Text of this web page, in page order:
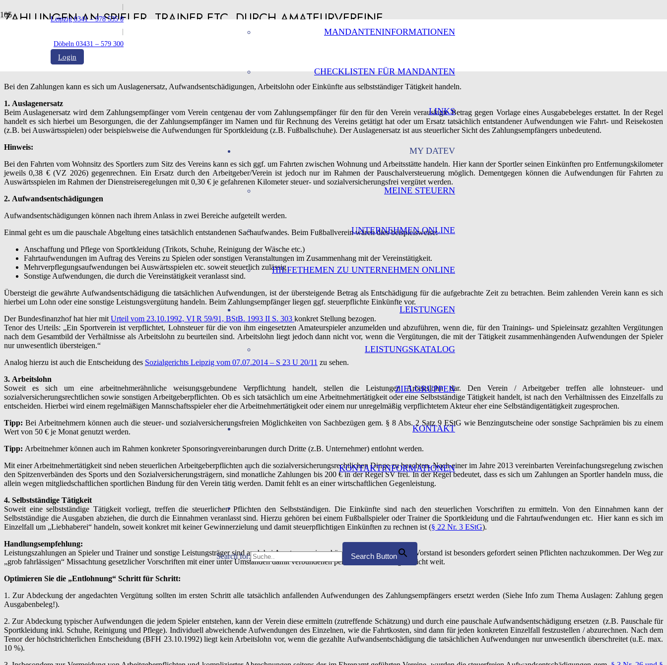
Leipzig 0341 – 978 535 0
Döbeln 03431 – 579 300
Login
MANDANTENINFORMATIONEN
CHECKLISTEN FÜR MANDANTEN
LINKS
MY DATEV
MEINE STEUERN
UNTERNEHMEN ONLINE
HILFETHEMEN ZU UNTERNEHMEN ONLINE
LEISTUNGEN
LEISTUNGSKATALOG
ZIELGRUPPEN
KONTAKT
KONTAKTINFORMATIONEN
Search for: Search Button
ZAHLUNGEN AN SPIELER, TRAINER ETC. DURCH AMATEURVEREINE
Bei den Zahlungen kann es sich um Auslagenersatz, Aufwandsentschädigungen, Arbeitslohn oder Einkünfte aus selbstständiger Tätigkeit handeln.
1. Auslagenersatz
Beim Auslagenersatz wird dem Zahlungsempfänger vom Verein centgenau der vom Zahlungsempfänger für den für den Verein verauslagte Betrag gegen Vorlage eines Ausgabebeleges erstattet. In der Regel
handelt es sich hierbei um Besorgungen, die der Zahlungsempfänger im Namen und für Rechnung des Vereins getätigt hat oder um Ersatz tatsächlich entstandener Aufwendungen wie Fahrt- und Reisekosten
(z.B. bei Auswärtsspielen) oder beispielsweise die Aufwendungen für Sportkleidung (z.B. Fußballschuhe). Der Auslagenersatz ist aus steuerlicher Sicht des Zahlungsempfängers unbedeutend.
Hinweis:
Bei den Fahrten vom Wohnsitz des Sportlers zum Sitz des Vereins kann es sich ggf. um Fahrten zwischen Wohnung und Arbeitsstätte handeln. Hier kann der Sportler seinen Einkünften pro Entfernungskilometer
jeweils 0,38 € (VZ 2026) gegenrechnen. Ein Ersatz durch den Arbeitgeber/Verein ist jedoch nur im Rahmen der Pauschalversteuerung möglich. Dementgegen können die Aufwendungen für Fahrten zu
Auswärtsspielen im Rahmen der Dienstreiseregelungen mit 0,30 € je gefahrenen Kilometer steuer- und sozialversicherungsfrei vergütet werden.
2. Aufwandsentschädigungen
Aufwandsentschädigungen können nach ihrem Anlass in zwei Bereiche aufgeteilt werden.
Einmal geht es um die pauschale Abgeltung eines tatsächlich entstandenen Sachaufwandes. Beim Fußballverein wären dies beispielsweise:
Anschaffung und Pflege von Sportkleidung (Trikots, Schuhe, Reinigung der Wäsche etc.)
Fahrtaufwendungen im Auftrag des Vereins zu Spielen oder sonstigen Veranstaltungen im Zusammenhang mit der Vereinstätigkeit.
Mehrverpflegungsaufwendungen bei Auswärtsspielen etc. soweit steuerlich zulässig
Sonstige Aufwendungen, die durch die Vereinstätigkeit veranlasst sind.
Übersteigt die gewährte Aufwandsentschädigung die tatsächlichen Aufwendungen, ist der übersteigende Betrag als Entschädigung für die aufgebrachte Zeit zu betrachten. Beim zahlenden Verein kann es sich
hierbei um Lohn oder eine sonstige Leistungsvergütung handeln. Beim Zahlungsempfänger liegen ggf. steuerpflichte Einkünfte vor.
Der Bundesfinanzhof hat hier mit Urteil vom 23.10.1992, VI R 59/91, BStB. 1993 II S. 303 konkret Stellung bezogen.
Tenor des Urteils: „Ein Sportverein ist verpflichtet, Lohnsteuer für die von ihm eingesetzten Amateurspieler anzumelden und abzuführen, wenn die, für den Trainings- und Spieleinsatz gezahlten Vergütungen
nach dem Gesamtbild der Verhältnisse als Arbeitslohn zu beurteilen sind. Arbeitslohn liegt jedoch dann nicht vor, wenn die Vergütungen, die mit der Tätigkeit zusammenhängenden Aufwendungen der Spieler
nur unwesentlich übersteigen.“
Analog hierzu ist auch die Entscheidung des Sozialgerichts Leipzig vom 07.07.2014 – S 23 U 20/11 zu sehen.
3. Arbeitslohn
Soweit es sich um eine arbeitnehmerähnliche weisungsgebundene Verpflichtung handelt, stellen die Leistungen Arbeitslohn dar. Den Verein / Arbeitgeber treffen alle lohnsteuer- und
sozialversicherungsrechtlichen sowie sonstigen Arbeitgeberpflichten. Ob es sich tatsächlich um eine Arbeitnehmertätigkeit oder eine Selbstständige Tätigkeit handelt, ist nach den Verhältnissen des Einzelfalls zu
entscheiden. Hierbei wird einem regelmäßigen Mannschaftsspieler eher die Arbeitnehmertätigkeit oder einem nur unregelmäßig verpflichtetem Akteur eher eine Selbständigentätigkeit zugesprochen.
Tipp: Bei Arbeitnehmern können auch die steuer- und sozialversicherungsfreien Möglichkeiten von Sachbezügen gem. § 8 Abs. 2 Satz 9 EStG wie Benzingutscheine oder sonstige Sachprämien bis zu einem
Wert von 50 € je Monat genutzt werden.
Tipp: Arbeitnehmer können auch im Rahmen konkreter Sponsoringvereinbarungen durch Dritte (z.B. Unternehmer) entlohnt werden.
Mit einer Arbeitnehmertätigkeit sind neben steuerlichen Arbeitgeberpflichten auch die sozialversicherungsrechtlichen Dinge zu beachten. Nach einer im Jahre 2013 vereinbarten Vereinfachungsregelung zwischen
den Spitzenverbänden des Sports und den Sozialversicherungsträgern, sind monatliche Zahlungen bis 200 € in der Regel SV frei. In der Regel bedeutet, dass es sich um Zahlungen an Sportler handeln muss, die
allein wegen mitgliedschaftlichen sportlichen Bindung für den Verein tätig werden. Damit fehlt es an einer wirtschaftlichen Gegenleistung.
4. Selbstständige Tätigkeit
Soweit eine selbstständige Tätigkeit vorliegt, treffen die steuerlichen Pflichten den Selbstständigen. Die Einkünfte sind nach den steuerlichen Vorschriften zu ermitteln. Von den Einnahmen kann der
Selbstständige die Ausgaben abziehen, die durch die Einnahmen veranlasst sind. Hierzu gehören bei einem Fußballspieler oder Trainer die Sportkleidung und die Fahrtaufwendungen etc. Hier kann es sich im
Einzelfall um „Liebhaberei“ handeln, soweit konkret mit keiner Gewinnerzielung und damit steuerpflichtigen Einkünften zu rechnen ist (§ 22 Nr. 3 EStG).
Handlungsempfehlung:
Leistungszahlungen an Spieler und Trainer und sonstige Leistungsträger sind auch bei Amateurvereinen häufig unvermeidlich. Der Vorstand ist besonders gefordert seinen Pflichten nachzukommen. Der Weg zur
„grob fahrlässigen“ Missachtung gesetzlicher Vorschriften mit einer unter Umständen damit verbundenen persönlichen Haftung ist nicht weit.
Optimieren Sie die „Entlohnung“ Schritt für Schritt:
1. Zur Abdeckung der angedachten Vergütung sollten im ersten Schritt alle tatsächlich anfallenden Aufwendungen des Zahlungsempfängers ersetzt werden (Siehe Info zum Thema Auslagen: Zahlung gegen
Ausgabenbeleg!).
2. Zur Abdeckung typischer Aufwendungen die jedem Spieler entstehen, kann der Verein diese ermitteln (zutreffende Schätzung) und durch eine pauschale Aufwandsentschädigung ersetzen (z.B. Pauschale für
Sportkleidung inkl. Schuhe, Reinigung und Pflege). Individuell abweichende Aufwendungen des Einzelnen, wie die Fahrtkosten, sind dann für jeden konkreten Einzelfall festzustellen / abzurechnen. Nach dem
Tenor der höchstrichterlichen Entscheidung (BFH 23.10.1992) liegt kein Arbeitslohn vor, wenn die gezahlte Aufwandsentschädigung die tatsächlichen Aufwendungen nur unwesentlich überschreitet (u.E. max.
10 %).